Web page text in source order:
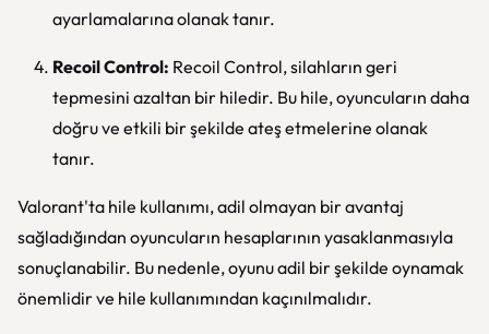
ayarlamalarına olanak tanır.
Recoil Control: Recoil Control, silahların geri
tepmesini azaltan bir hiledir. Bu hile, oyuncuların daha
doğru ve etkili bir şekilde ateş etmelerine olanak
tanır.
Valorant'ta hile kullanımı, adil olmayan bir avantaj
sağladığından oyuncuların hesaplarının yasaklanmasıyla
sonuçlanabilir. Bu nedenle, oyunu adil bir şekilde oynamak
önemlidir ve hile kullanımından kaçınılmalıdır.